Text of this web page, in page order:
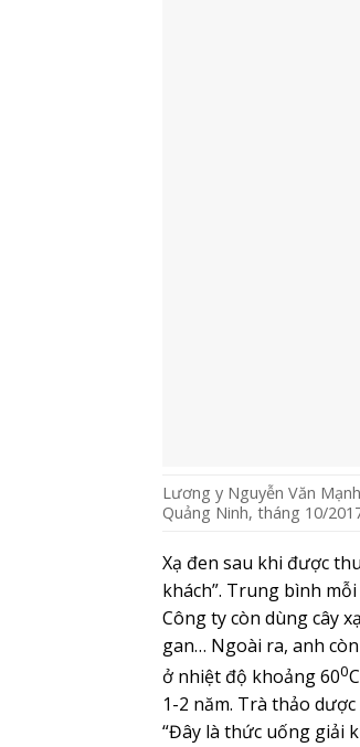
Lương y Nguyễn Văn
Quảng Ninh, tháng 10/
Xạ đen sau khi được
khách”. Trung bình
Công ty còn dùng cây
gan… Ngoài ra, anh
ở nhiệt độ khoảng 600
1-2 năm. Trà thảo
“Đây là thức uống giải